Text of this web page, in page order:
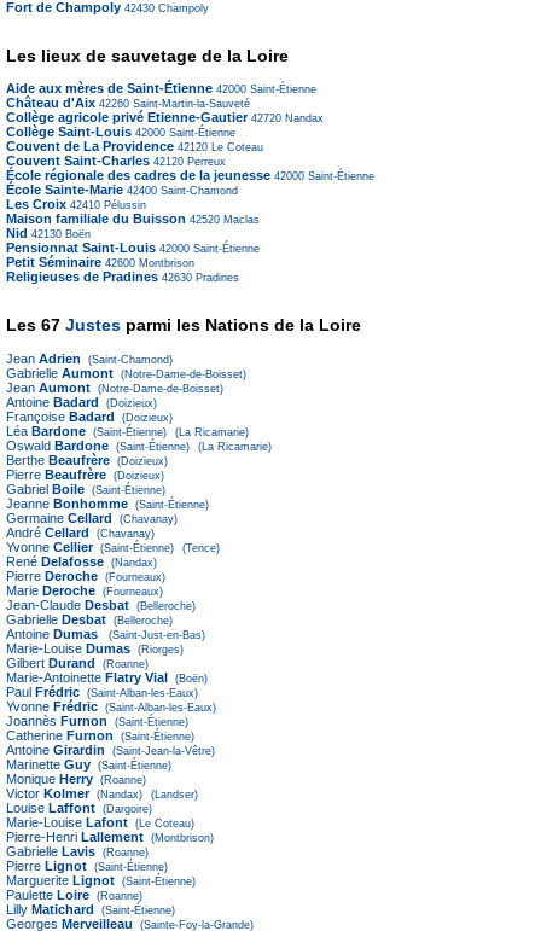
Fort de Champoly 42430 Champoly
Les lieux de sauvetage de la Loire
Aide aux mères de Saint-Étienne 42000 Saint-Étienne
Château d'Aix 42260 Saint-Martin-la-Sauveté
Collège agricole privé Etienne-Gautier 42720 Nandax
Collège Saint-Louis 42000 Saint-Étienne
Couvent de La Providence 42120 Le Coteau
Couvent Saint-Charles 42120 Perreux
École régionale des cadres de la jeunesse 42000 Saint-Étienne
École Sainte-Marie 42400 Saint-Chamond
Les Croix 42410 Pélussin
Maison familiale du Buisson 42520 Maclas
Nid 42130 Boën
Pensionnat Saint-Louis 42000 Saint-Étienne
Petit Séminaire 42600 Montbrison
Religieuses de Pradines 42630 Pradines
Les 67 Justes parmi les Nations de la Loire
Jean Adrien (Saint-Chamond)
Gabrielle Aumont (Notre-Dame-de-Boisset)
Jean Aumont (Notre-Dame-de-Boisset)
Antoine Badard (Doizieux)
Françoise Badard (Doizieux)
Léa Bardone (Saint-Étienne) (La Ricamarie)
Oswald Bardone (Saint-Étienne) (La Ricamarie)
Berthe Beaufrère (Doizieux)
Pierre Beaufrère (Doizieux)
Gabriel Boile (Saint-Étienne)
Jeanne Bonhomme (Saint-Étienne)
Germaine Cellard (Chavanay)
André Cellard (Chavanay)
Yvonne Cellier (Saint-Étienne) (Tence)
René Delafosse (Nandax)
Pierre Deroche (Fourneaux)
Marie Deroche (Fourneaux)
Jean-Claude Desbat (Belleroche)
Gabrielle Desbat (Belleroche)
Antoine Dumas (Saint-Just-en-Bas)
Marie-Louise Dumas (Riorges)
Gilbert Durand (Roanne)
Marie-Antoinette Flatry Vial (Boën)
Paul Frédric (Saint-Alban-les-Eaux)
Yvonne Frédric (Saint-Alban-les-Eaux)
Joannès Furnon (Saint-Étienne)
Catherine Furnon (Saint-Étienne)
Antoine Girardin (Saint-Jean-la-Vêtre)
Marinette Guy (Saint-Étienne)
Monique Herry (Roanne)
Victor Kolmer (Nandax) (Landser)
Louise Laffont (Dargoire)
Marie-Louise Lafont (Le Coteau)
Pierre-Henri Lallement (Montbrison)
Gabrielle Lavis (Roanne)
Pierre Lignot (Saint-Étienne)
Marguerite Lignot (Saint-Étienne)
Paulette Loire (Roanne)
Lilly Matichard (Saint-Étienne)
Georges Merveilleau (Sainte-Foy-la-Grande)